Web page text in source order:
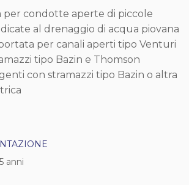
per condotte aperte di piccole
al drenaggio di acqua piovana
per canali aperti tipo Venturi
tipo Bazin e Thomson
con stramazzi tipo Bazin o altra
anni